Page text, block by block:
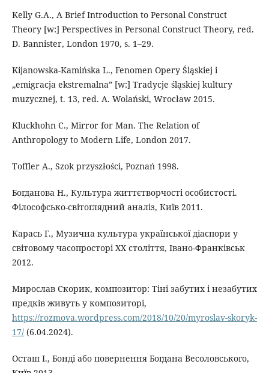
Kelly G.A., A Brief Introduction to Personal Construct
Theory [w:] Perspectives in Personal Construct Theory, red.
D. Bannister, London 1970, s. 1–29.
Kijanowska-Kamińska L., Fenomen Opery Śląskiej i
„emigracja ekstremalna” [w:] Tradycje śląskiej kultury
muzycznej, t. 13, red. A. Wolański, Wrocław 2015.
Kluckhohn C., Mirror for Man. The Relation of
Anthropology to Modern Life, London 2017.
Toffler A., Szok przyszłości, Poznań 1998.
Богданова Н., Культура життєтворчості особистості.
Філософсько-світоглядний аналіз, Київ 2011.
Карась Г., Музична культура української діаспори у
світовому часопросторі ХХ століття, Івано-Франківськ
2012.
Мирослав Скорик, композитор: Тіні забутих і незабутих
предків живуть у композиторі,
https://rozmova.wordpress.com/2018/10/20/myroslav-skoryk-
17/(6.04.2024).
Осташ І., Бонді або повернення Богдана Весоловського,